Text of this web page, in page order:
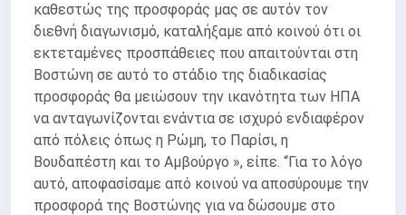
καθεστώς της προσφοράς μας σε αυτόν τον
διεθνή διαγωνισμό, καταλήξαμε από κοινού ότι οι
εκτεταμένες προσπάθειες που απαιτούνται στη
Βοστώνη σε αυτό το στάδιο της διαδικασίας
προσφοράς θα μειώσουν την ικανότητα των ΗΠΑ
να ανταγωνίζονται ενάντια σε ισχυρό ενδιαφέρον
από πόλεις όπως η Ρώμη, το Παρίσι, η
Βουδαπέστη και το Αμβούργο », είπε. “Για το λόγο
αυτό, αποφασίσαμε από κοινού να αποσύρουμε την
προσφορά της Βοστώνης για να δώσουμε στο